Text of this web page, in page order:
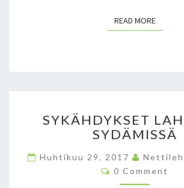
O
P
M
S
T
E
READ MOREREAD
Y
K
H
D
SYKÄHDYKSET
SYDÄMISSÄ
Huhtikuu 29, 2017
C
O
0 Comment